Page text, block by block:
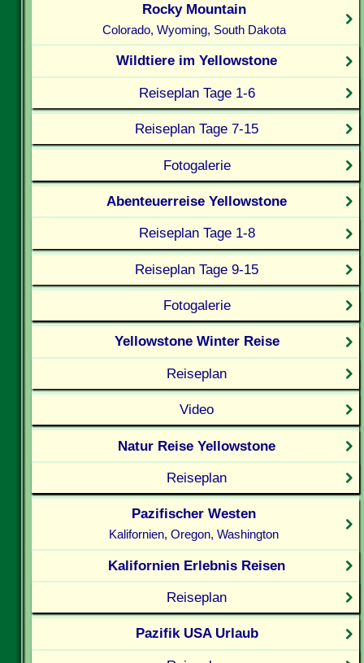
Rocky Mountain
Colorado, Wyoming, South Dakota
Wildtiere im Yellowstone
Reiseplan Tage 1-6
Reiseplan Tage 7-15
Fotogalerie
Abenteuerreise Yellowstone
Reiseplan Tage 1-8
Reiseplan Tage 9-15
Fotogalerie
Yellowstone Winter Reise
Reiseplan
Video
Natur Reise Yellowstone
Reiseplan
Pazifischer Westen
Kalifornien, Oregon, Washington
Kalifornien Erlebnis Reisen
Reiseplan
Pazifik USA Urlaub